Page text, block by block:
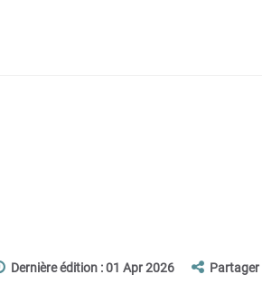
Dernière édition : 01 Apr 2026 Partager